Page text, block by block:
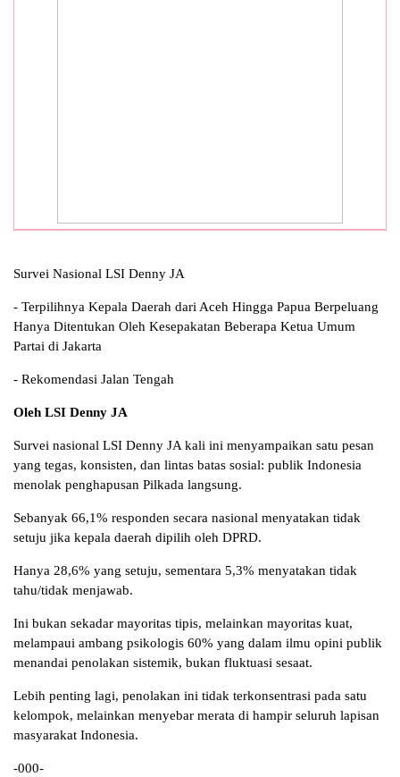
Survei Nasional LSI Denny JA
- Terpilihnya Kepala Daerah dari Aceh Hingga Papua Berpeluang
Hanya Ditentukan Oleh Kesepakatan Beberapa Ketua Umum
Partai di Jakarta
- Rekomendasi Jalan Tengah
Oleh LSI Denny JA
Survei nasional LSI Denny JA kali ini menyampaikan satu pesan
yang tegas, konsisten, dan lintas batas sosial: publik Indonesia
menolak penghapusan Pilkada langsung.
Sebanyak 66,1% responden secara nasional menyatakan tidak
setuju jika kepala daerah dipilih oleh DPRD.
Hanya 28,6% yang setuju, sementara 5,3% menyatakan tidak
tahu/tidak menjawab.
Ini bukan sekadar mayoritas tipis, melainkan mayoritas kuat,
melampaui ambang psikologis 60% yang dalam ilmu opini publik
menandai penolakan sistemik, bukan fluktuasi sesaat.
Lebih penting lagi, penolakan ini tidak terkonsentrasi pada satu
kelompok, melainkan menyebar merata di hampir seluruh lapisan
masyarakat Indonesia.
-000-